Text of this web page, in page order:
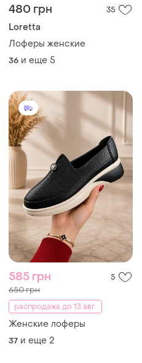
480 грн 35
Loretta
Лоферы женские
36 и еще 5
585 грн 5
650 грн
распродажа до 13 авг.
Женские лоферы
37 и еще 2